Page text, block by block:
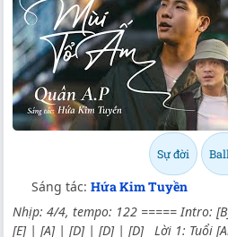
Sự đời
Sáng tác: Hứa Kim Tuyền
Nhịp: 4/4, tempo: 122 ===== Intro:
[E] | [A] | [D] | [D] | [D] Lời 1: Tuổi